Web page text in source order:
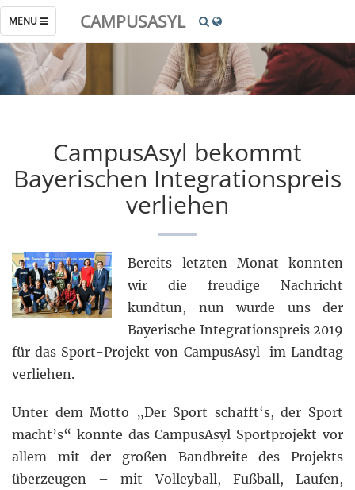
TOGGLE
NAVIGATION
MENU CAMPUSASYL
CampusAsyl bekommt
Bayerischen Integrationspreis
verliehen
Bereits letzten Monat konnten
wir die freudige Nachricht
kundtun, nun wurde uns der
Bayerische Integrationspreis 2019
für das Sport-Projekt von CampusAsyl im Landtag
verliehen.
Unter dem Motto „Der Sport schafft‘s, der Sport
macht’s“ konnte das CampusAsyl Sportprojekt vor
allem mit der großen Bandbreite des Projekts
überzeugen – mit Volleyball, Fußball, Laufen,